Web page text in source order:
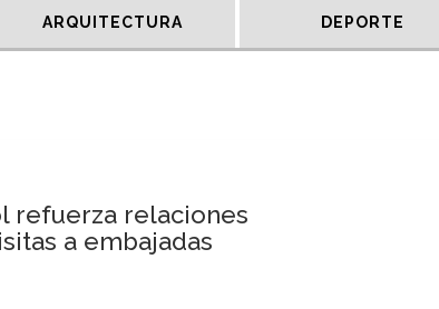
ARQUITECTURA DEPORTE
refuerza relaciones
a embajadas